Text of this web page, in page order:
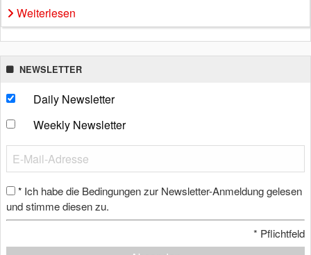
Weiterlesen
NEWSLETTER
Daily Newsletter
Weekly Newsletter
* Ich habe die Bedingungen zur Newsletter-Anmeldung gelesen
und stimme diesen zu.
* Pflichtfeld